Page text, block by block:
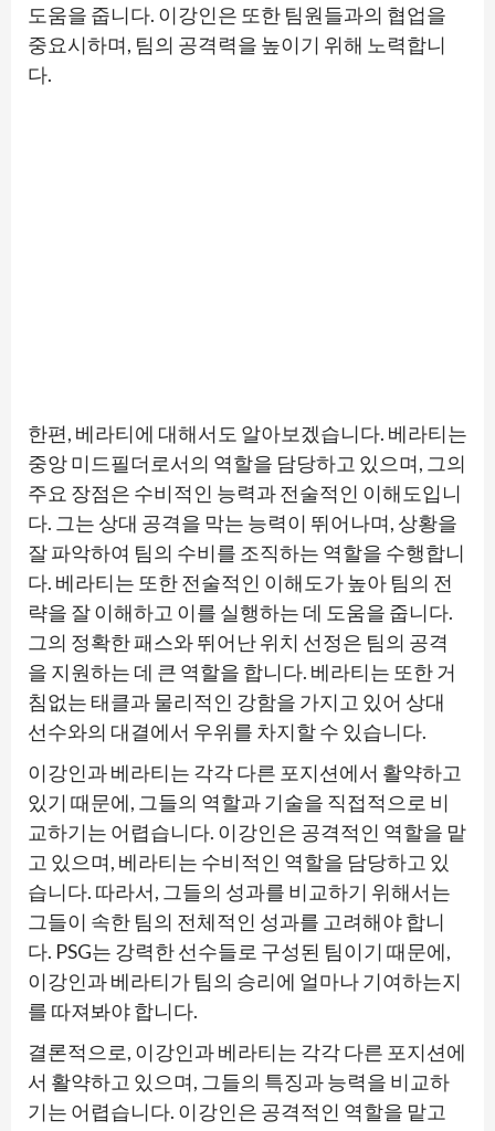
도움을 줍니다. 이강인은 또한 팀원들과의 협업을
중요시하며, 팀의 공격력을 높이기 위해 노력합니
다.
한편, 베라티에 대해서도 알아보겠습니다. 베라티는
중앙 미드필더로서의 역할을 담당하고 있으며, 그의
주요 장점은 수비적인 능력과 전술적인 이해도입니
다. 그는 상대 공격을 막는 능력이 뛰어나며, 상황을
잘 파악하여 팀의 수비를 조직하는 역할을 수행합니
다. 베라티는 또한 전술적인 이해도가 높아 팀의 전
략을 잘 이해하고 이를 실행하는 데 도움을 줍니다.
그의 정확한 패스와 뛰어난 위치 선정은 팀의 공격
을 지원하는 데 큰 역할을 합니다. 베라티는 또한 거
침없는 태클과 물리적인 강함을 가지고 있어 상대
선수와의 대결에서 우위를 차지할 수 있습니다.
이강인과 베라티는 각각 다른 포지션에서 활약하고
있기 때문에, 그들의 역할과 기술을 직접적으로 비
교하기는 어렵습니다. 이강인은 공격적인 역할을 맡
고 있으며, 베라티는 수비적인 역할을 담당하고 있
습니다. 따라서, 그들의 성과를 비교하기 위해서는
그들이 속한 팀의 전체적인 성과를 고려해야 합니
다. PSG는 강력한 선수들로 구성된 팀이기 때문에,
이강인과 베라티가 팀의 승리에 얼마나 기여하는지
를 따져봐야 합니다.
결론적으로, 이강인과 베라티는 각각 다른 포지션에
서 활약하고 있으며, 그들의 특징과 능력을 비교하
기는 어렵습니다. 이강인은 공격적인 역할을 맡고